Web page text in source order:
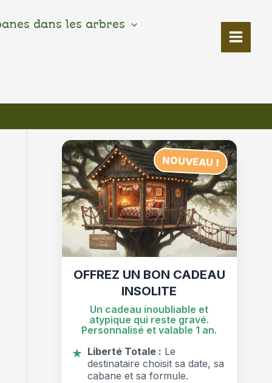
dans les arbres
NOUVEAU !
OFFREZ UN BON CADEAU
INSOLITE
Un cadeau inoubliable et
atypique qui reste gravé.
Personnalisé et valable 1 an.
★ Liberté Totale : Le
destinataire choisit sa date, sa
cabane et sa formule.